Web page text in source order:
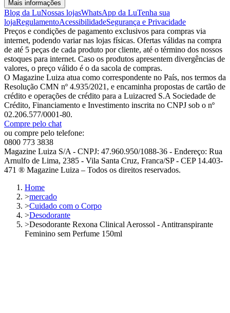
Mais informações
Blog da LuNossas lojasWhatsApp da LuTenha sua
lojaRegulamentoAcessibilidadeSegurança e Privacidade
Preços e condições de pagamento exclusivos para compras via
internet, podendo variar nas lojas físicas. Ofertas válidas na compra
de até 5 peças de cada produto por cliente, até o término dos nossos
estoques para internet. Caso os produtos apresentem divergências de
valores, o preço válido é o da sacola de compras.
O Magazine Luiza atua como correspondente no País, nos termos da
Resolução CMN nº 4.935/2021, e encaminha propostas de cartão de
crédito e operações de crédito para a Luizacred S.A Sociedade de
Crédito, Financiamento e Investimento inscrita no CNPJ sob o nº
02.206.577/0001-80.
Compre pelo chat
ou compre pelo telefone:
0800 773 3838
Magazine Luiza S/A - CNPJ: 47.960.950/1088-36 - Endereço: Rua
Arnulfo de Lima, 2385 - Vila Santa Cruz, Franca/SP - CEP 14.403-
471 ® Magazine Luiza – Todos os direitos reservados.
Home
>mercado
>Cuidado com o Corpo
>Desodorante
>Desodorante Rexona Clinical Aerossol - Antitranspirante
Feminino sem Perfume 150ml